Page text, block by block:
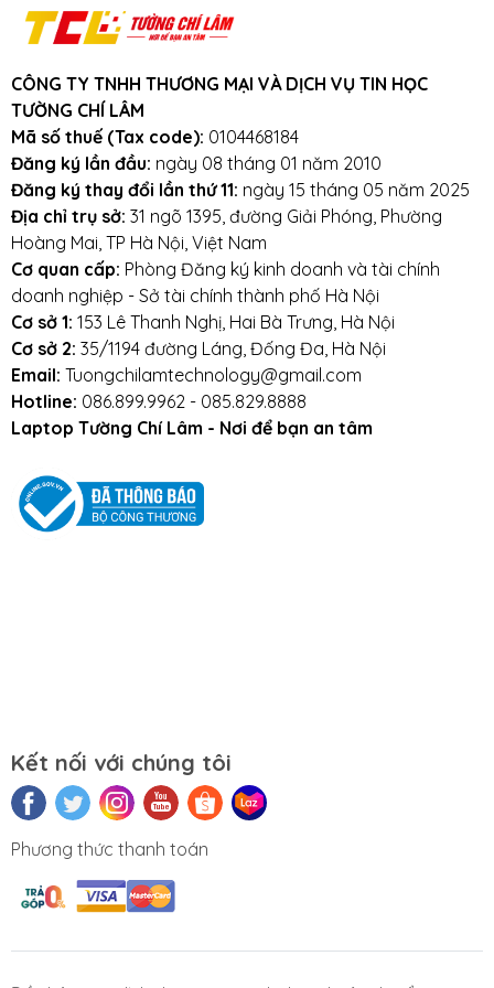
3km.
chất lượng cao. Với tiêu chí chất lượng là
hàng đầu, chúng thôi cam kết không bán
hàng kém chất lượng, gây ảnh hưởng
đến laptop của khách hàng.Tường Chí
Lâm – Điểm 10 cho sự tin cậy
Lưu ý khi sử dụng pin laptop:
Tránh pin bị va đập, rơi vỡ, móp méo, tác
động vật lý bên ngoài vào
Tránh pin tiếp xúc với nước.
Tắt các ứng dụng không cần thiết khi sử dụng
laptop.
Tắt máy khi không sử dụng.
Đồng Tâm- Quận Hai Bà Trưng- Hà Nội.
Website: https://tuongchilam.com
CÔNG TY TNHH THƯƠNG MẠI VÀ DỊCH VỤ TIN HỌC
TƯỜNG CHÍ LÂM
Mã số thuế (Tax code): 0104468184
Đăng ký lần đầu: ngày 08 tháng 01 năm 2010
Đăng ký thay đổi lần thứ 11: ngày 15 tháng 05 năm 2025
Địa chỉ trụ sở: 31 ngõ 1395, đường Giải Phóng, Phường
Hoàng Mai, TP Hà Nội, Việt Nam
Cơ quan cấp: Phòng Đăng ký kinh doanh và tài chính
doanh nghiệp - Sở tài chính thành phố Hà Nội
Cơ sở 1: 153 Lê Thanh Nghị, Hai Bà Trưng, Hà Nội
Cơ sở 2: 35/1194 đường Láng, Đống Đa, Hà Nội
Email: Tuongchilamtechnology@gmail.com
Hotline: 086.899.9962 - 085.829.8888
Laptop Tường Chí Lâm - Nơi để bạn an tâm
Kết nối với chúng tôi
Phương thức thanh toán